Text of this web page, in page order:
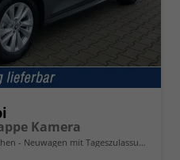
Kamera
Neuwagen mit Tageszulassung